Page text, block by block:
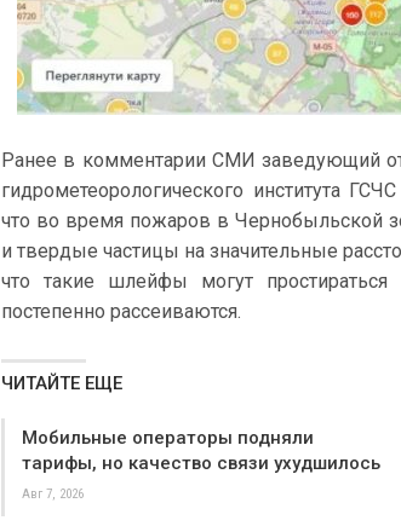
Ранее в комментарии СМИ заведующий
гидрометеорологического института
что во время пожаров в Чернобыльской
и твердые частицы на значительные
что такие шлейфы могут
постепенно рассеиваются.
ЧИТАЙТЕ ЕЩЕ
Мобильные операторы подняли
тарифы, но качество связи ухудшилось
Авг 7, 2026